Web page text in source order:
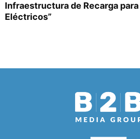
Infraestructura de Recarga
Eléctricos”